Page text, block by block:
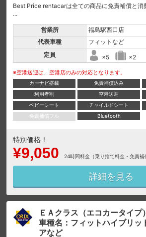
Best Price rentacarは全ての商品に免責補償と消
...
営業所
福島駅西口店
代表車種
フィットなど
定員
×5 ×2
※空港送迎は、空港店のみの対応となります。
カーナビ搭載 免責補償込み
利用者割
空港送迎
ベビーシート
チャイルドシート
免責補償フル
Bluetooth
特別価格！
¥9,050 24時間料金（乗り捨て料金・免責補
詳細を見る
ＥＡクラス（エコカータイ
車種名：フィットハイブリッ
アなど